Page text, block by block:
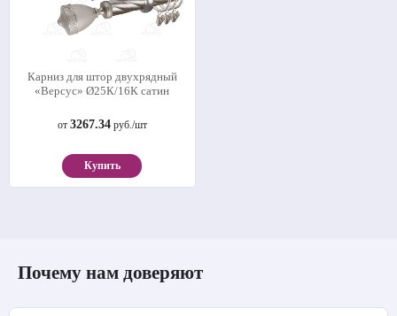
Карниз для штор двухрядный
«Версус» Ø25К/16К сатин
от 3267.34руб./шт
Купить
Почему нам доверяют